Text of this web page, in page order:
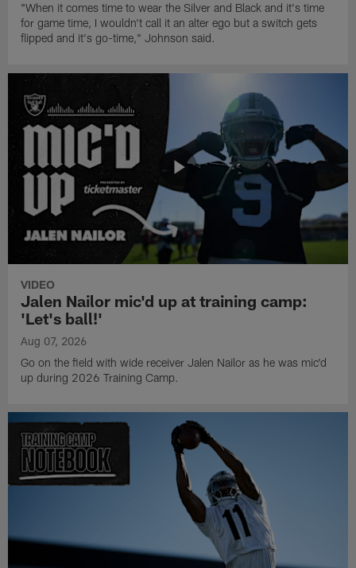
"When it comes time to wear the Silver and Black and it's time
for game time, I wouldn't call it an alter ego but a switch gets
flipped and it's go-time," Johnson said.
VIDEO
Jalen Nailor mic'd up at training camp:
'Let's ball!'
Aug 07, 2026
Go on the field with wide receiver Jalen Nailor as he was mic'd
up during 2026 Training Camp.